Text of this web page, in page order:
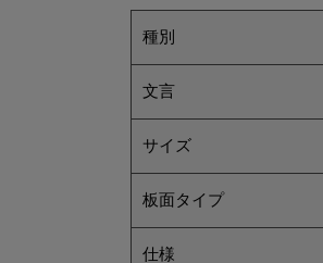
種別
文言
サイズ
板面タイプ
仕様